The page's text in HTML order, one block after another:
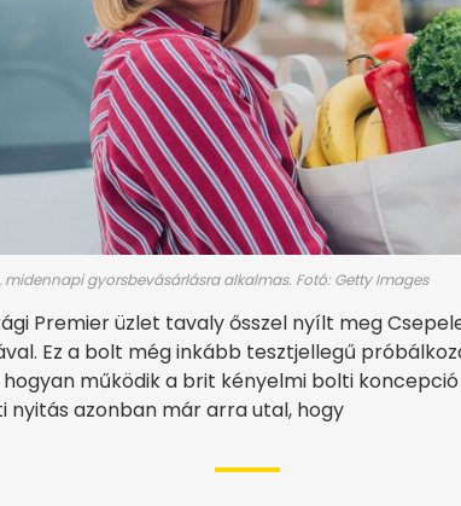
midennapi gyorsbevásárlásra alkalmas. Fotó: Getty Images
Premier üzlet tavaly ősszel nyílt meg
Ez a bolt még inkább tesztjellegű
működik a brit kényelmi bolti
nyitás azonban már arra utal, hogy